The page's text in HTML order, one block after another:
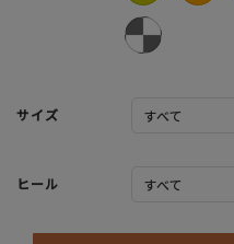
サイズ
ヒール